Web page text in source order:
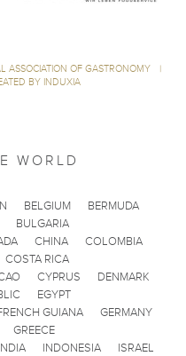
ASSOCIATION OF GASTRONOMY
|
BY INDUXIA
WORLD
BELGIUM
BERMUDA
BULGARIA
CHINA
COLOMBIA
COSTA RICA
CYPRUS
DENMARK
EGYPT
GUIANA
GERMANY
GREECE
INDONESIA
ISRAEL